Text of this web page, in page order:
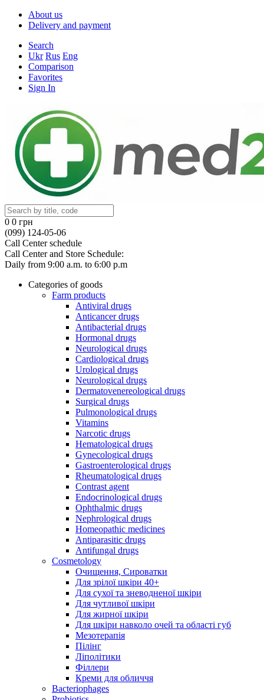
About us
Delivery and payment
Search
Ukr Rus Eng
Comparison
Favorites
Sign In
0 0 грн
(099) 124-05-06
Call Center schedule
Call Center and Store Schedule:
Daily from 9:00 a.m. to 6:00 p.m
Categories of goods
Farm products
Antiviral drugs
Anticancer drugs
Antibacterial drugs
Hormonal drugs
Neurological drugs
Cardiological drugs
Urological drugs
Neurological drugs
Dermatovenereological drugs
Surgical drugs
Pulmonological drugs
Vitamins
Narcotic drugs
Hematological drugs
Gynecological drugs
Gastroenterological drugs
Rheumatological drugs
Contrast agent
Endocrinological drugs
Ophthalmic drugs
Nephrological drugs
Homeopathic medicines
Antiparasitic drugs
Antifungal drugs
Cosmetology
Очищення, Сироватки
Для зрілої шкіри 40+
Для сухої та зневодненої шкіри
Для чутливої шкіри
Для жирної шкіри
Для шкіри навколо очей та області губ
Мезотерапія
Пілінг
Ліполітики
Філлери
Креми для обличчя
Bacteriophages